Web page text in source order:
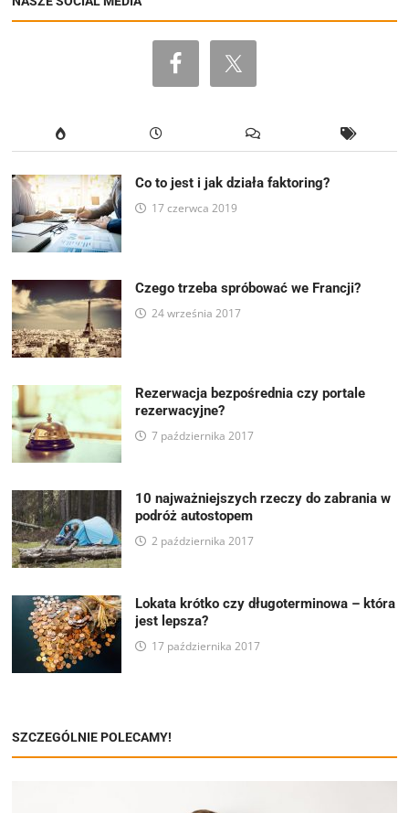
Co to jest i jak działa faktoring?
17 czerwca 2019
Czego trzeba spróbować we Francji?
24 września 2017
Rezerwacja bezpośrednia czy portale
rezerwacyjne?
7 października 2017
10 najważniejszych rzeczy do zabrania w
podróż autostopem
2 października 2017
Lokata krótko czy długoterminowa – która
jest lepsza?
17 października 2017
SZCZEGÓLNIE POLECAMY!